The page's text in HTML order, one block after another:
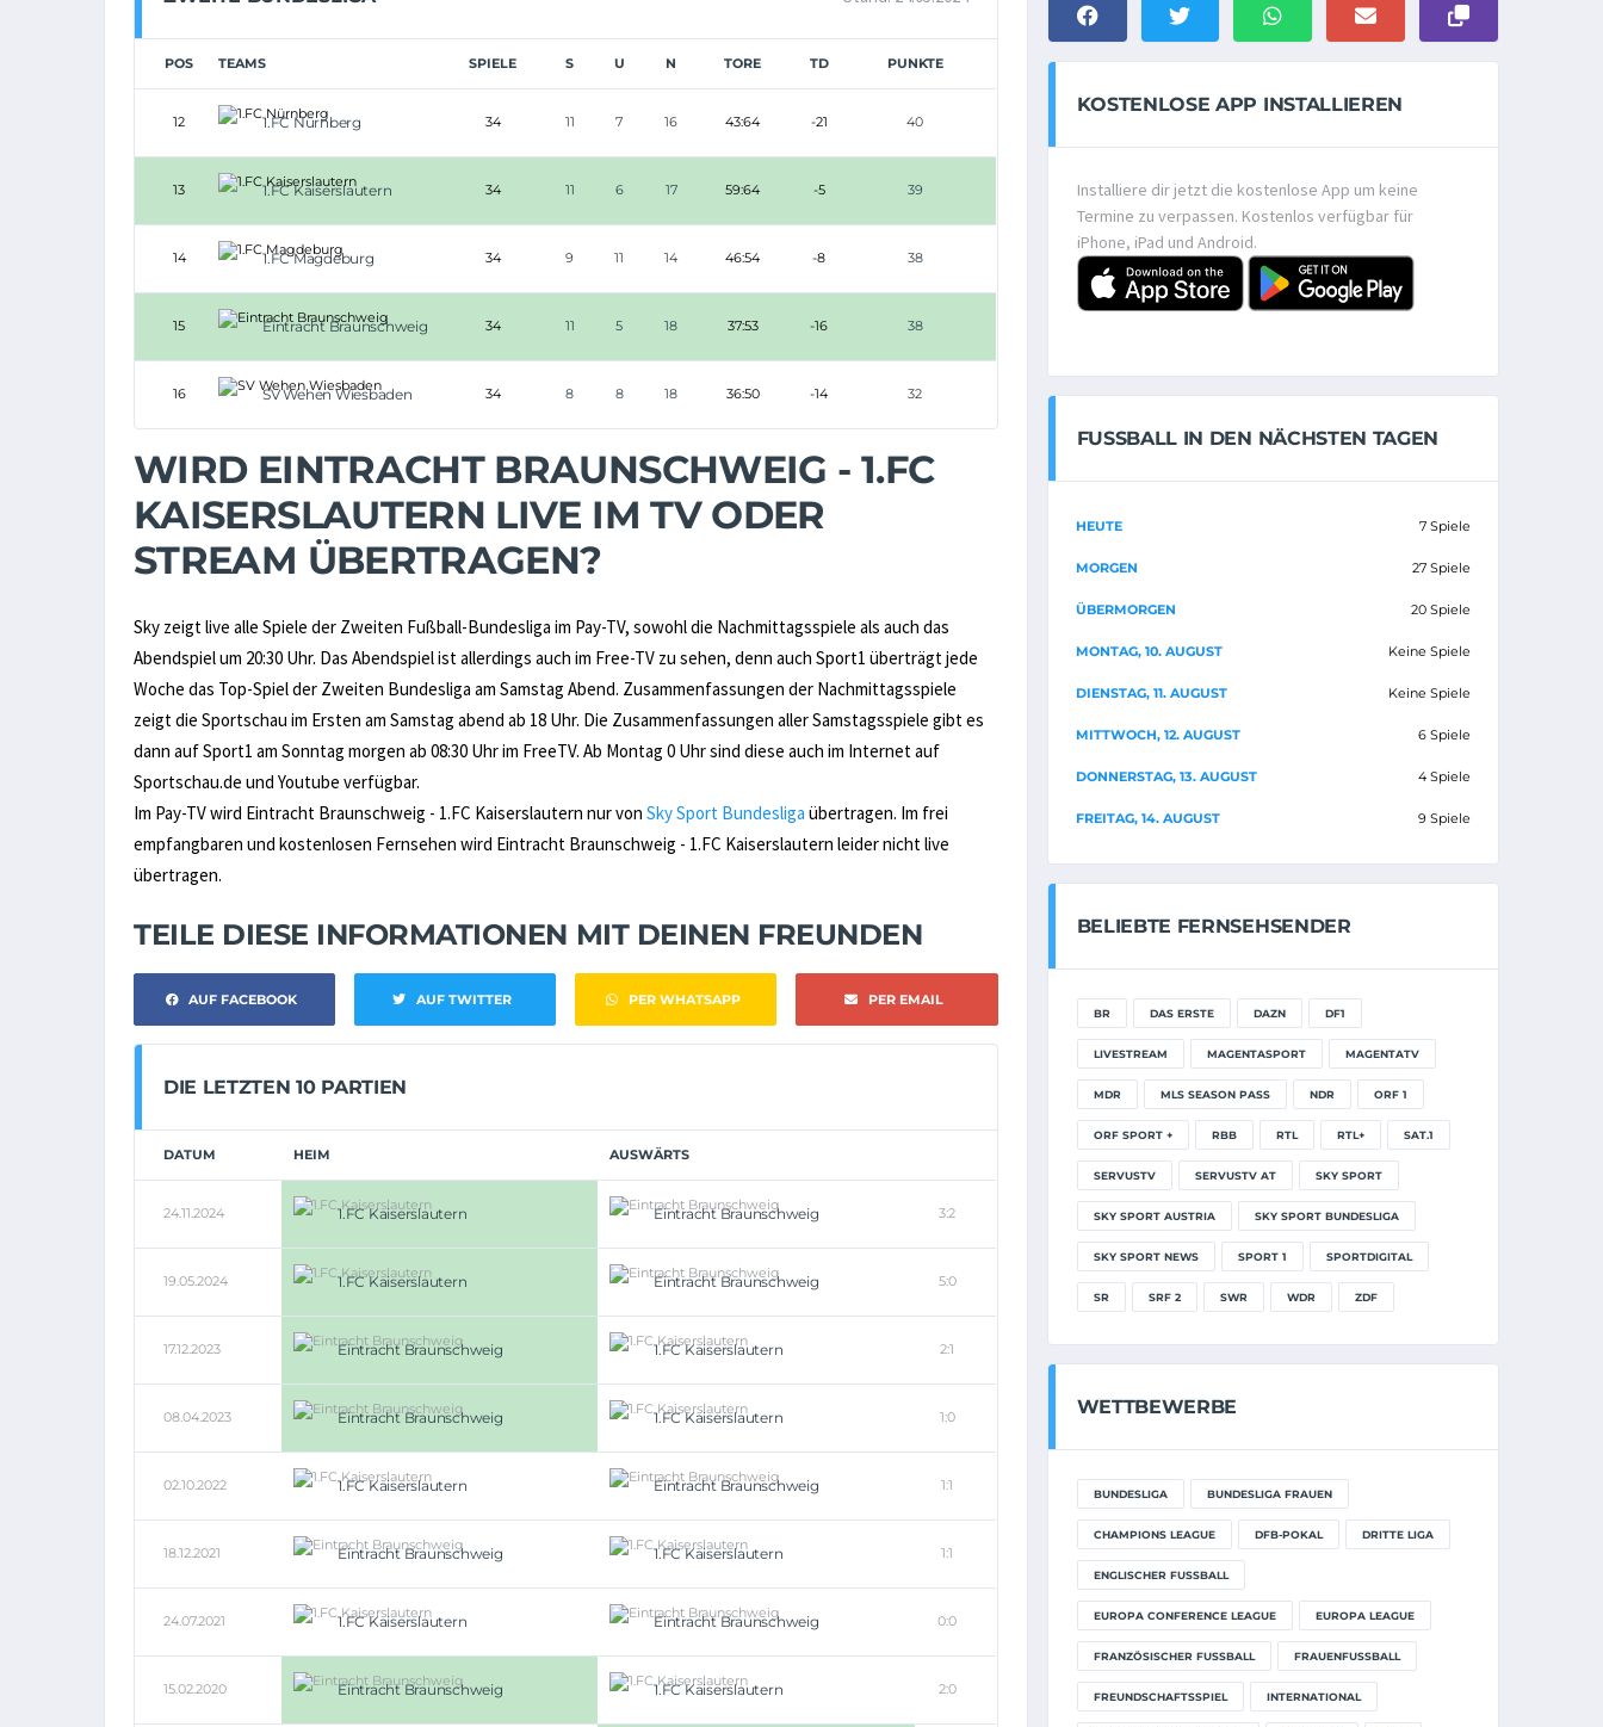
POS TEAMS SPIELE S U N TORE TD PUNKTE
12 1.FC Nürnberg 34 11 7 16 43:64 -21 40
13 1.FC Kaiserslautern 34 11 6 17 59:64 -5 39
14 1.FC Magdeburg 34 9 11 14 46:54 -8 38
15 Eintracht Braunschweig 34 11 5 18 37:53 -16 38
16 SV Wehen Wiesbaden 34 8 8 18 36:50 -14 32
WIRD EINTRACHT BRAUNSCHWEIG - 1.FC
KAISERSLAUTERN LIVE IM TV ODER
STREAM ÜBERTRAGEN?
Sky zeigt live alle Spiele der Zweiten Fußball-Bundesliga im Pay-TV, sowohl die Nachmittagsspiele als auch das
Abendspiel um 20:30 Uhr. Das Abendspiel ist allerdings auch im Free-TV zu sehen, denn auch Sport1 überträgt jede
Woche das Top-Spiel der Zweiten Bundesliga am Samstag Abend. Zusammenfassungen der Nachmittagsspiele
zeigt die Sportschau im Ersten am Samstag abend ab 18 Uhr. Die Zusammenfassungen aller Samstagsspiele gibt es
dann auf Sport1 am Sonntag morgen ab 08:30 Uhr im FreeTV. Ab Montag 0 Uhr sind diese auch im Internet auf
Sportschau.de und Youtube verfügbar.
Im Pay-TV wird Eintracht Braunschweig - 1.FC Kaiserslautern nur von Sky Sport Bundesliga übertragen. Im frei
empfangbaren und kostenlosen Fernsehen wird Eintracht Braunschweig - 1.FC Kaiserslautern leider nicht live
übertragen.
TEILE DIESE INFORMATIONEN MIT DEINEN FREUNDEN
AUF FACEBOOK AUF TWITTER PER WHATSAPP PER EMAIL
DIE LETZTEN 10 PARTIEN
DATUM HEIM AUSWÄRTS
24.11.2024 1.FC Kaiserslautern Eintracht Braunschweig 3:2
19.05.2024 1.FC Kaiserslautern Eintracht Braunschweig 5:0
17.12.2023 Eintracht Braunschweig 1.FC Kaiserslautern 2:1
08.04.2023 Eintracht Braunschweig 1.FC Kaiserslautern 1:0
02.10.2022 1.FC Kaiserslautern Eintracht Braunschweig 1:1
18.12.2021 Eintracht Braunschweig 1.FC Kaiserslautern 1:1
24.07.2021 1.FC Kaiserslautern Eintracht Braunschweig 0:0
15.02.2020 Eintracht Braunschweig 1.FC Kaiserslautern 2:0
KOSTENLOSE APP INSTALLIEREN
Installiere dir jetzt die kostenlose App um keine
Termine zu verpassen. Kostenlos verfügbar für
iPhone, iPad und Android.
FUSSBALL IN DEN NÄCHSTEN TAGEN
HEUTE 7 Spiele
MORGEN 27 Spiele
ÜBERMORGEN 20 Spiele
MONTAG, 10. AUGUST Keine Spiele
DIENSTAG, 11. AUGUST Keine Spiele
MITTWOCH, 12. AUGUST 6 Spiele
DONNERSTAG, 13. AUGUST 4 Spiele
FREITAG, 14. AUGUST 9 Spiele
BELIEBTE FERNSEHSENDER
BR DAS ERSTE DAZN DF1
LIVESTREAM MAGENTASPORT MAGENTATV
MDR MLS SEASON PASS NDR ORF 1
ORF SPORT + RBB RTL RTL+ SAT.1
SERVUSTV SERVUSTV AT SKY SPORT
SKY SPORT AUSTRIA SKY SPORT BUNDESLIGA
SKY SPORT NEWS SPORT 1 SPORTDIGITAL
SR SRF 2 SWR WDR ZDF
WETTBEWERBE
BUNDESLIGA BUNDESLIGA FRAUEN
CHAMPIONS LEAGUE DFB-POKAL DRITTE LIGA
ENGLISCHER FUSSBALL
EUROPA CONFERENCE LEAGUE EUROPA LEAGUE
FRANZÖSISCHER FUSSBALL FRAUENFUSSBALL
FREUNDSCHAFTSSPIEL INTERNATIONAL